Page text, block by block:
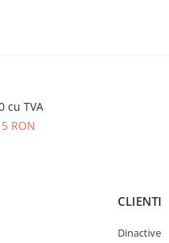
cu TVA
RON
CLIENTI
Dinactive